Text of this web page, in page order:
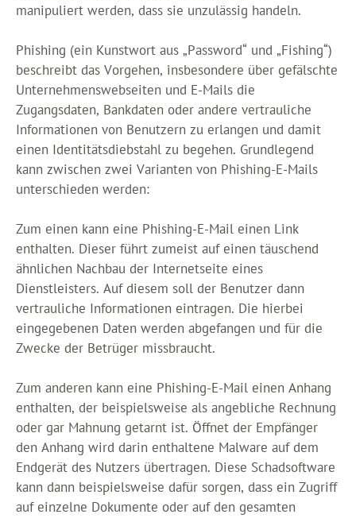
manipuliert werden, dass sie unzulässig handeln.
Phishing (ein Kunstwort aus „Password“ und „Fishing“)
beschreibt das Vorgehen, insbesondere über gefälschte
Unternehmenswebseiten und E-Mails die
Zugangsdaten, Bankdaten oder andere vertrauliche
Informationen von Benutzern zu erlangen und damit
einen Identitätsdiebstahl zu begehen. Grundlegend
kann zwischen zwei Varianten von Phishing-E-Mails
unterschieden werden:
Zum einen kann eine Phishing-E-Mail einen Link
enthalten. Dieser führt zumeist auf einen täuschend
ähnlichen Nachbau der Internetseite eines
Dienstleisters. Auf diesem soll der Benutzer dann
vertrauliche Informationen eintragen. Die hierbei
eingegebenen Daten werden abgefangen und für die
Zwecke der Betrüger missbraucht.
Zum anderen kann eine Phishing-E-Mail einen Anhang
enthalten, der beispielsweise als angebliche Rechnung
oder gar Mahnung getarnt ist. Öffnet der Empfänger
den Anhang wird darin enthaltene Malware auf dem
Endgerät des Nutzers übertragen. Diese Schadsoftware
kann dann beispielsweise dafür sorgen, dass ein Zugriff
auf einzelne Dokumente oder auf den gesamten